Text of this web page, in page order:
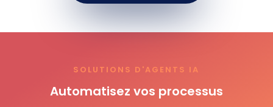
SOLUTIONS D'AGENTS IA
Automatisez vos processus